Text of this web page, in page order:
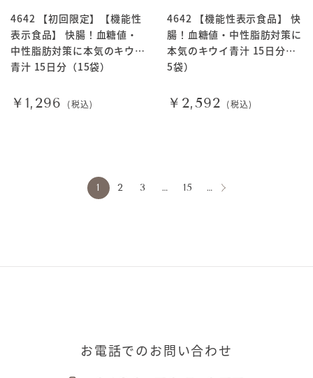
4642 【初回限定】【機能性
表示食品】 快腸！血糖値・
中性脂肪対策に本気のキウイ
青汁 15日分（15袋）
￥1,296 (税込)
4642 【機能性表示食品】 快
腸！血糖値・中性脂肪対策に
本気のキウイ青汁 15日分（1
5袋）
￥2,592 (税込)
1 2 3 … 15 …
お電話でのお問い合わせ